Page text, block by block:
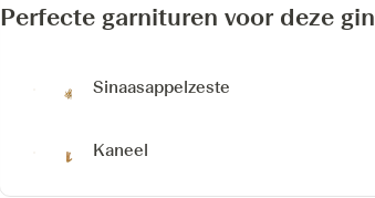
Perfecte garnituren voor deze gin
Sinaasappelzeste
Kaneel